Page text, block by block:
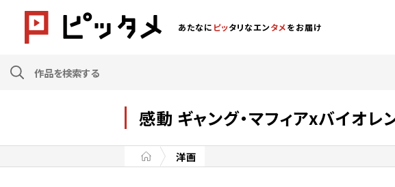
あたなに ピッタリなエンタメをお届け
感動 ギャング・マフィアxバイオ
洋画